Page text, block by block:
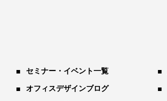
セミナー・イベント一覧
オフィスデザインブログ